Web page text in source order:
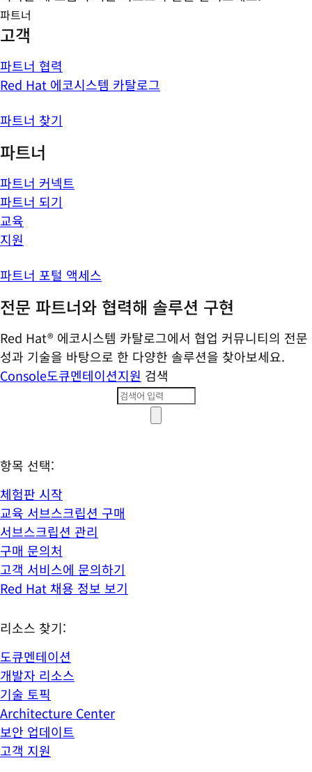
파트너
고객
파트너 협력
Red Hat 에코시스템 카탈로그
파트너 찾기
파트너
파트너 커넥트
파트너 되기
교육
지원
파트너 포털 액세스
전문 파트너와 협력해 솔루션 구현
Red Hat® 에코시스템 카탈로그에서 협업 커뮤니티의 전문
성과 기술을 바탕으로 한 다양한 솔루션을 찾아보세요.
Console도큐멘테이션지원 검색
항목 선택:
체험판 시작
교육 서브스크립션 구매
서브스크립션 관리
구매 문의처
고객 서비스에 문의하기
Red Hat 채용 정보 보기
리소스 찾기:
도큐멘테이션
개발자 리소스
기술 토픽
Architecture Center
보안 업데이트
고객 지원